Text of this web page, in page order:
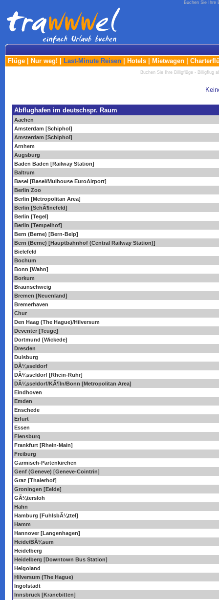
Buchen Sie Ihre
Flüge Nur weg! Last-Minute Reisen Hotels Mietwagen
Buchen Sie Ihre Billigflüge - Billigflug
Abflughafen im deutschspr. Raum
Aachen
Amsterdam [Schiphol]
Amsterdam [Schiphol]
Arnhem
Augsburg
Baden Baden [Railway Station]
Baltrum
Basel [Basel/Mulhouse EuroAirport]
Berlin Zoo
Berlin [Metropolitan Area]
Berlin [SchÃ¶nefeld]
Berlin [Tegel]
Berlin [Tempelhof]
Bern (Berne) [Bern-Belp]
Bern (Berne) [Hauptbahnhof (Central Railway Station)]
Bielefeld
Bochum
Bonn [Wahn]
Borkum
Braunschweig
Bremen [Neuenland]
Bremerhaven
Chur
Den Haag (The Hague)/Hilversum
Deventer [Teuge]
Dortmund [Wickede]
Dresden
Duisburg
DÃ¼sseldorf
DÃ¼sseldorf [Rhein-Ruhr]
DÃ¼sseldorf/KÃ¶ln/Bonn [Metropolitan Area]
Eindhoven
Emden
Enschede
Erfurt
Essen
Flensburg
Frankfurt [Rhein-Main]
Freiburg
Garmisch-Partenkirchen
Genf (Geneve) [Geneve-Cointrin]
Graz [Thalerhof]
Groningen [Eelde]
GÃ¼tersloh
Hahn
Hamburg [FuhlsbÃ¼ttel]
Hamm
Hannover [Langenhagen]
Heide/BÃ¼sum
Heidelberg
Heidelberg [Downtown Bus Station]
Helgoland
Hilversum (The Hague)
Ingolstadt
Innsbruck [Kranebitten]